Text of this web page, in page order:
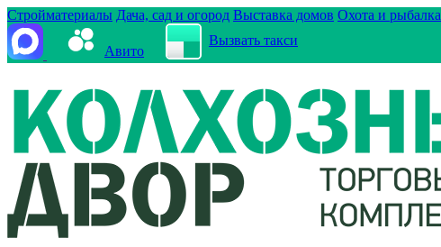
Стройматериалы Дача, сад и огород Выставка домов Охота и рыбалка
Авито
Вызвать такси